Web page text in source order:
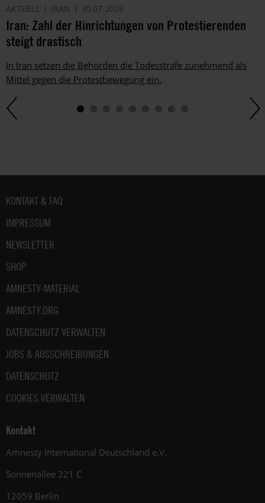
AKTUELL IRAN 30.07.2026
Iran: Zahl der Hinrichtungen von Protestierenden
steigt drastisch
In Iran setzen die Behörden die Todesstrafe zunehmend als
Mittel gegen die Protestbewegung ein.
Fußbereich
KONTAKT & FAQ
IMPRESSUM
NEWSLETTER
SHOP
AMNESTY-MATERIAL
AMNESTY.ORG
DATENSCHUTZ VERWALTEN
JOBS & AUSSCHREIBUNGEN
DATENSCHUTZ
COOKIES VERWALTEN
Kontakt
Amnesty International Deutschland e.V.
Sonnenallee 221 C
12059 Berlin